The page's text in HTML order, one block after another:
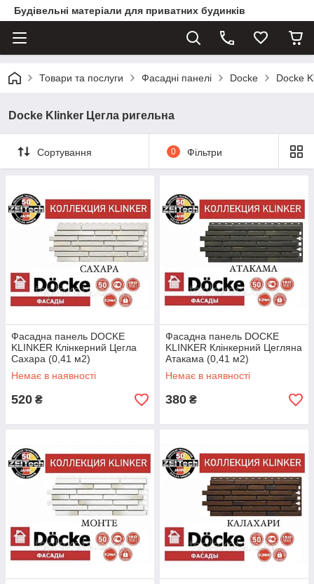
Будівельні матеріали для приватних будинків
Товари та послуги Фасадні панелі Docke Docke
Docke Klinker Цегла ригельна
Сортування 0 Фільтри
Фасадна панель DOCKE
KLINKER Клінкерний Цегла
Сахара (0,41 м2)
Немає в наявності
520 ₴
Фасадна панель DOCKE
KLINKER Клінкерний Цегляна
Атакама (0,41 м2)
Немає в наявності
380 ₴